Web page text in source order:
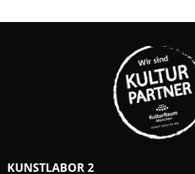
KUNSTLABOR 2